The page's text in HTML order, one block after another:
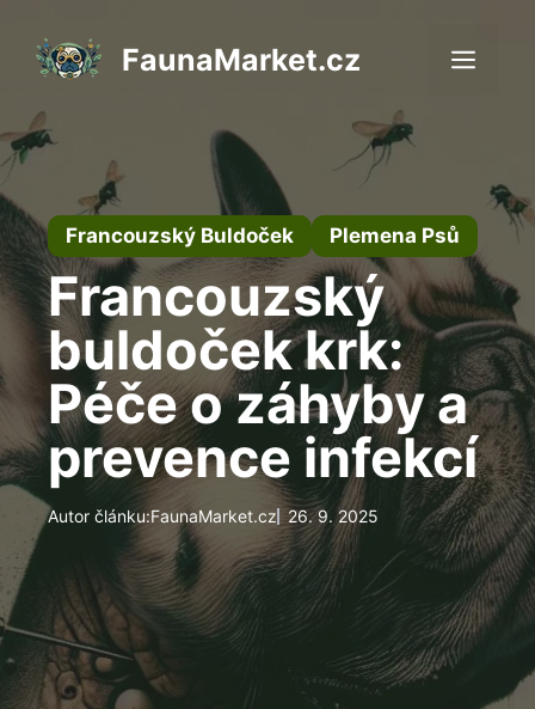
obsah
FaunaMarket.cz
Francouzský Buldoček Plemena Psů
Francouzský
buldoček krk:
Péče o záhyby a
prevence infekcí
Autor článku:FaunaMarket.cz 26. 9. 2025